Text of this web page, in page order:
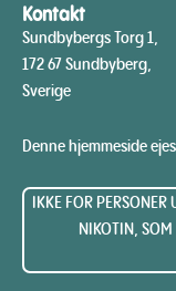
Kontakt
Sundbybergs Torg 1,
172 67 Sundbyberg,
Sverige
Denne hjemmeside
IKKE FOR
NIKOTIN, SOM